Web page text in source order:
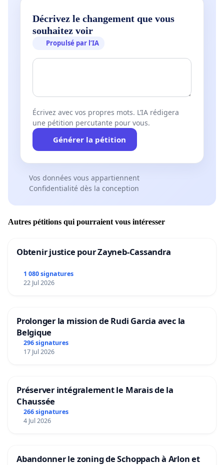
Décrivez le changement que vous
souhaitez voir
Propulsé par l’IA
Écrivez avec vos propres mots. L’IA rédigera
une pétition percutante pour vous.
Générer la pétition
Vos données vous appartiennent
Confidentialité dès la conception
Autres pétitions qui pourraient vous intéresser
Obtenir justice pour Zayneb-Cassandra
1 080 signatures
22 Jul 2026
Prolonger la mission de Rudi Garcia avec la
Belgique
296 signatures
17 Jul 2026
Préserver intégralement le Marais de la
Chaussée
266 signatures
4 Jul 2026
Abandonner le zoning de Schoppach à Arlon et